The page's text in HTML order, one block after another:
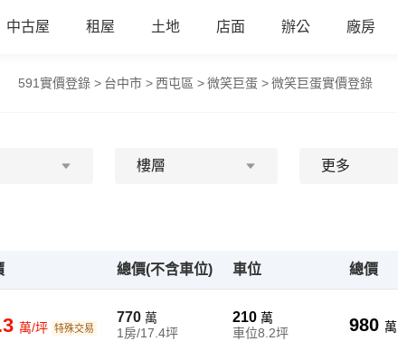
中古屋 租屋 土地 店面 辦公 廠房
591實價登錄 > 台中市 >西屯區 >微笑巨蛋 >微笑巨蛋實價登錄
樓層 更多
總價(不含車位) 車位 總價
萬/坪 特殊交易
770 萬
1房/17.4坪
210萬
車位8.2坪
980 萬